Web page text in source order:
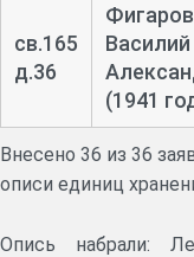
св.165
д.36
Василий
(1941
Внесено 36 из 36
описи единиц
Опись набрали: